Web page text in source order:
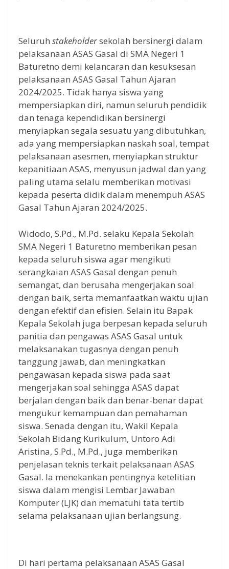
Seluruh stakeholdersekolah bersinergi dalam
pelaksanaan ASAS Gasal di SMA Negeri 1
Baturetno demi kelancaran dan kesuksesan
pelaksanaan ASAS Gasal Tahun Ajaran
2024/2025. Tidak hanya siswa yang
mempersiapkan diri, namun seluruh pendidik
dan tenaga kependidikan bersinergi
menyiapkan segala sesuatu yang dibutuhkan,
ada yang mempersiapkan naskah soal, tempat
pelaksanaan asesmen, menyiapkan struktur
kepanitiaan ASAS, menyusun jadwal dan yang
paling utama selalu memberikan motivasi
kepada peserta didik dalam menempuh ASAS
Gasal Tahun Ajaran 2024/2025.
Widodo, S.Pd., M.Pd. selaku Kepala Sekolah
SMA Negeri 1 Baturetno memberikan pesan
kepada seluruh siswa agar mengikuti
serangkaian ASAS Gasal dengan penuh
semangat, dan berusaha mengerjakan soal
dengan baik, serta memanfaatkan waktu ujian
dengan efektif dan efisien. Selain itu Bapak
Kepala Sekolah juga berpesan kepada seluruh
panitia dan pengawas ASAS Gasal untuk
melaksanakan tugasnya dengan penuh
tanggung jawab, dan meningkatkan
pengawasan kepada siswa pada saat
mengerjakan soal sehingga ASAS dapat
berjalan dengan baik dan benar-benar dapat
mengukur kemampuan dan pemahaman
siswa. Senada dengan itu, Wakil Kepala
Sekolah Bidang Kurikulum, Untoro Adi
Aristina, S.Pd., M.Pd., juga memberikan
penjelasan teknis terkait pelaksanaan ASAS
Gasal. Ia menekankan pentingnya ketelitian
siswa dalam mengisi Lembar Jawaban
Komputer (LJK) dan mematuhi tata tertib
selama pelaksanaan ujian berlangsung.
Di hari pertama pelaksanaan ASAS Gasal